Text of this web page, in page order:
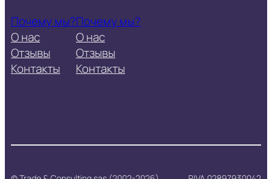
Почему мы?
О нас
Отзывы
Контакты
Почему мы?
О нас
Отзывы
Контакты